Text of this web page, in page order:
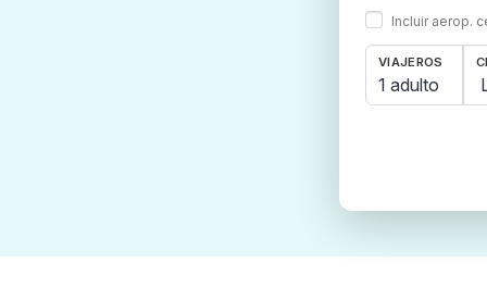
Incluir aerop.
VIAJEROS
1 adulto